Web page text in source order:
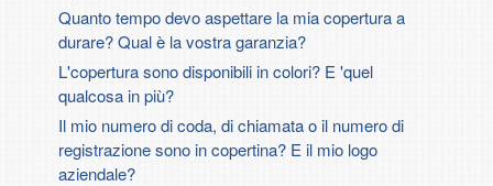
Quanto tempo devo aspettare la mia copertura a
durare? Qual è la vostra garanzia?
L'copertura sono disponibili in colori? E 'quel
qualcosa in più?
Il mio numero di coda, di chiamata o il numero di
registrazione sono in copertina? E il mio logo
aziendale?